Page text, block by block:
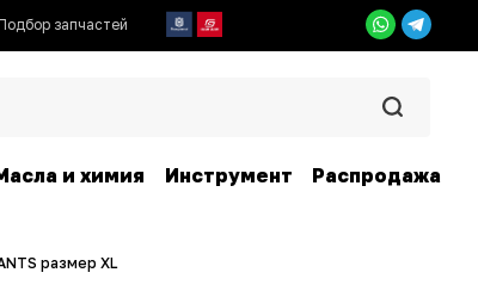
запчастей
и химия Инструмент Распродажа
размер XL